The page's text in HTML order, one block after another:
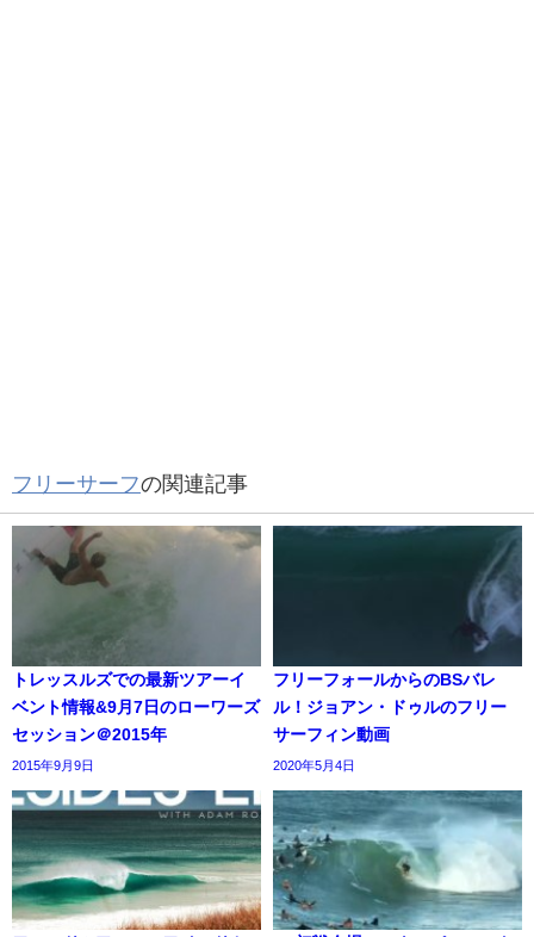
フリーサーフの関連記事
トレッスルズでの最新ツアーイ
ベント情報&9月7日のローワーズ
セッション＠2015年
2015年9月9日
フリーフォールからのBSバレ
ル！ジョアン・ドゥルのフリー
サーフィン動画
2020年5月4日